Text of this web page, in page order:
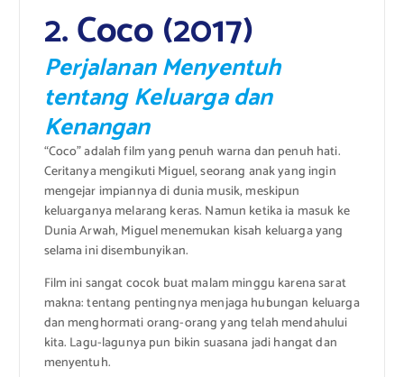
2. Coco (2017)
Perjalanan Menyentuh
tentang Keluarga dan
Kenangan
“Coco” adalah film yang penuh warna dan penuh hati.
Ceritanya mengikuti Miguel, seorang anak yang ingin
mengejar impiannya di dunia musik, meskipun
keluarganya melarang keras. Namun ketika ia masuk ke
Dunia Arwah, Miguel menemukan kisah keluarga yang
selama ini disembunyikan.
Film ini sangat cocok buat malam minggu karena sarat
makna: tentang pentingnya menjaga hubungan keluarga
dan menghormati orang-orang yang telah mendahului
kita. Lagu-lagunya pun bikin suasana jadi hangat dan
menyentuh.